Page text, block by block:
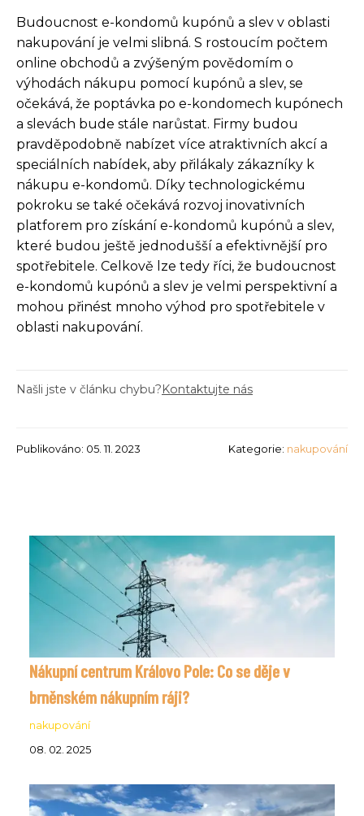
Budoucnost e-kondomů kupónů a slev v oblasti
nakupování je velmi slibná. S rostoucím počtem
online obchodů a zvýšeným povědomím o
výhodách nákupu pomocí kupónů a slev, se
očekává, že poptávka po e-kondomech kupónech
a slevách bude stále narůstat. Firmy budou
pravděpodobně nabízet více atraktivních akcí a
speciálních nabídek, aby přilákaly zákazníky k
nákupu e-kondomů. Díky technologickému
pokroku se také očekává rozvoj inovativních
platforem pro získání e-kondomů kupónů a slev,
které budou ještě jednodušší a efektivnější pro
spotřebitele. Celkově lze tedy říci, že budoucnost
e-kondomů kupónů a slev je velmi perspektivní a
mohou přinést mnoho výhod pro spotřebitele v
oblasti nakupování.
Našli jste v článku chybu?Kontaktujte nás
Publikováno: 05. 11. 2023 Kategorie: nakupování
Nákupní centrum Královo Pole: Co se děje v
brněnském nákupním ráji?
nakupování
08. 02. 2025